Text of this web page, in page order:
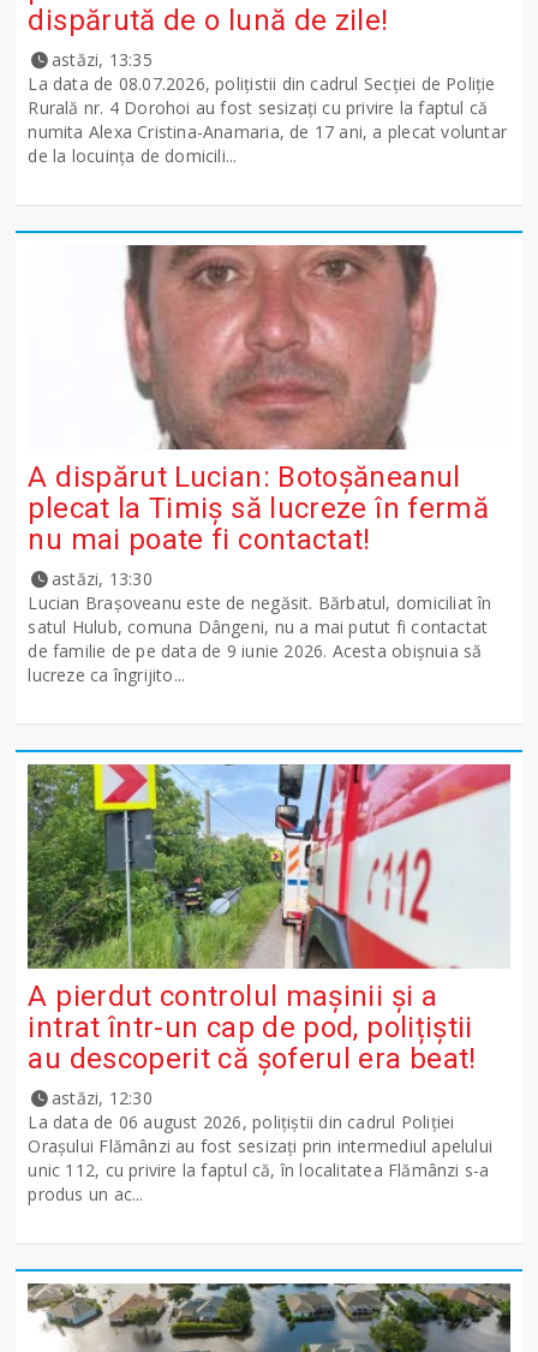
dispărută de o lună de zile!
astăzi, 13:35
La data de 08.07.2026, polițistii din cadrul Secției de Poliție
Rurală nr. 4 Dorohoi au fost sesizați cu privire la faptul că
numita Alexa Cristina-Anamaria, de 17 ani, a plecat voluntar
de la locuința de domicili...
A dispărut Lucian: Botoșăneanul
plecat la Timiș să lucreze în fermă
nu mai poate fi contactat!
astăzi, 13:30
Lucian Brașoveanu este de negăsit. Bărbatul, domiciliat în
satul Hulub, comuna Dângeni, nu a mai putut fi contactat
de familie de pe data de 9 iunie 2026. Acesta obișnuia să
lucreze ca îngrijito...
A pierdut controlul mașinii și a
intrat într-un cap de pod, polițiștii
au descoperit că șoferul era beat!
astăzi, 12:30
La data de 06 august 2026, polițiștii din cadrul Poliției
Orașului Flămânzi au fost sesizați prin intermediul apelului
unic 112, cu privire la faptul că, în localitatea Flămânzi s-a
produs un ac...